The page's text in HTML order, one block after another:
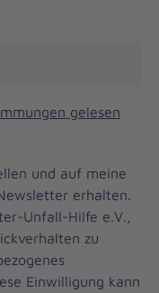
gelesen
und auf meine
erhalten.
Unfall-Hilfe e.V.,
zu
Einwilligung kann